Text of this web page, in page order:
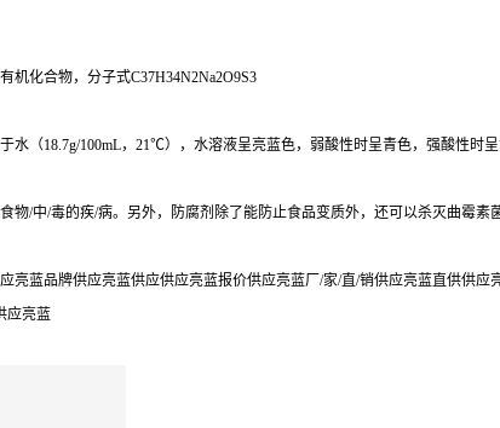
机化合物，分子式C37H34N2Na2O9S3
（18.7g/100mL，21℃），水溶液呈亮蓝色，弱酸性时呈青色，强酸性时呈
/中/毒的疾/病。另外，防腐剂除了能防止食品变质外，还可以杀灭曲霉素
蓝品牌供应亮蓝供应供应亮蓝报价供应亮蓝厂/家/直/销供应亮蓝直供供
应亮蓝